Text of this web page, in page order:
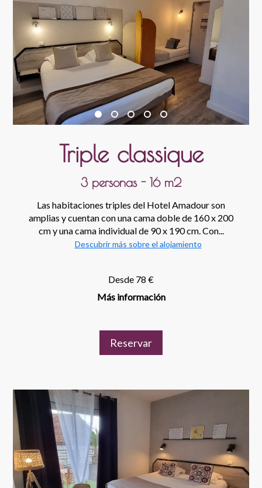
Triple classique
3 personas - 16 m2
Las habitaciones triples del Hotel Amadour son
amplias y cuentan con una cama doble de 160 x 200
cm y una cama individual de 90 x 190 cm. Con...
Descubrir más sobre el alojamiento
Desde 78 €
Más información
Reservar